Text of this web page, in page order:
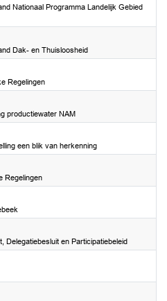
Nationaal Programma Landelijk Gebied
Dak- en Thuisloosheid
Regelingen
productiewater NAM
een blik van herkenning
Regelingen
Delegatiebesluit en Participatiebeleid